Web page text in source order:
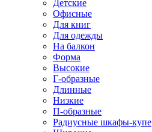
Детские
Офисные
Для книг
Для одежды
На балкон
Форма
Высокие
Г-образные
Длинные
Низкие
П-образные
Радиусные шкафы-купе